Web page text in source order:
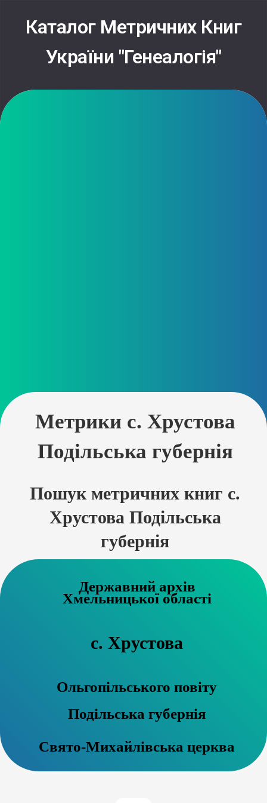
Каталог Метричних Книг
України "Генеалогія"
Метрики с. Хрустова
Подільська губернія
Пошук метричних книг с.
Хрустова Подільська
губернія
Державний архів
Хмельницької області
с. Хрустова
Ольгопільського повіту
Подільська губернія
Свято-Михайлівська церква